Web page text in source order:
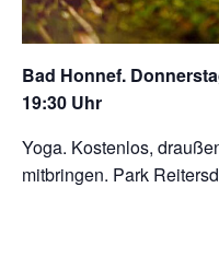
Bad Honnef.
19:30 Uhr
Yoga. Kostenlos,
mitbringen. Park